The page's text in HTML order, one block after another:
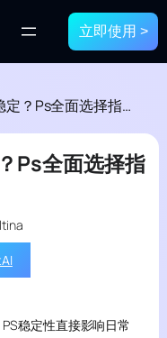
立即使用 >
Ps全面选择指南！
Ps全面选择指
稳定性直接影响日常